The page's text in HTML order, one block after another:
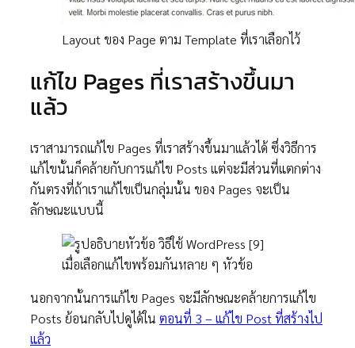
Layout ของ Page ตาม Template ที่เราเลือกไว้
แก้ไข Pages ที่เราสร้างขึ้นมา
แล้ว
เราสามารถแก้ไข Pages ที่เราสร้างขึ้นมาแล้วได้ ซึ่งวิธีการ
แก้ไขนั้นก็คล้ายกับการแก้ไข Posts แต่จะมีส่วนที่แตกต่าง
กันตรงที่ถ้าเราแก้ไขเป็นกลุ่มนั้น ของ Pages จะเป็น
ลักษณะแบบนี้
เมื่อเลือกแก้ไขพร้อมกันหลาย ๆ หัวข้อ
นอกจากนั้นการแก้ไข Pages จะมีลักษณะคล้ายการแก้ไข
Posts ย้อนกลับไปดูได้ใน ตอนที่ 3 – แก้ไข Post ที่สร้างไป
แล้ว